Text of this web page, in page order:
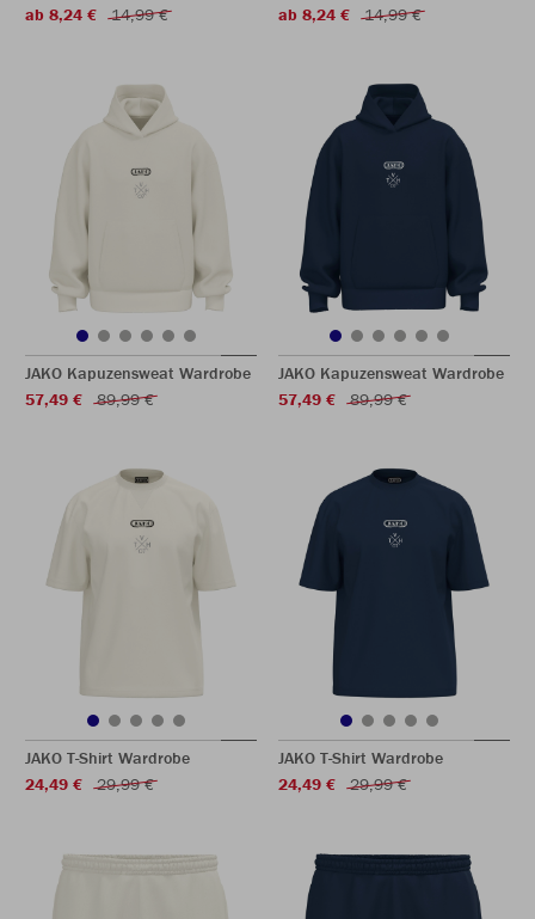
ab 8,24 €
14,99 €
ab 8,24 €
14,99 €
JAKO Kapuzensweat Wardrobe
57,49 €
89,99 €
JAKO Kapuzensweat Wardrobe
57,49 €
89,99 €
JAKO T-Shirt Wardrobe
24,49 €
29,99 €
JAKO T-Shirt Wardrobe
24,49 €
29,99 €